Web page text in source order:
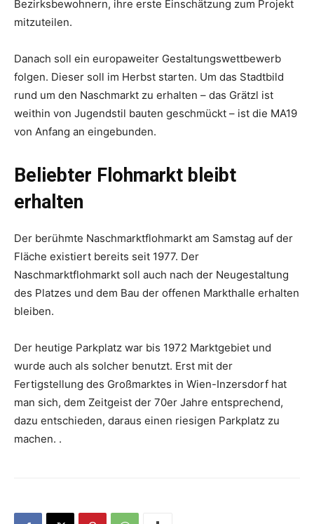
Bezirksbewohnern, ihre erste Einschätzung zum Projekt
mitzuteilen.
Danach soll ein europaweiter Gestaltungswettbewerb
folgen. Dieser soll im Herbst starten. Um das Stadtbild
rund um den Naschmarkt zu erhalten – das Grätzl ist
weithin von Jugendstil bauten geschmückt – ist die MA19
von Anfang an eingebunden.
Beliebter Flohmarkt bleibt
erhalten
Der berühmte Naschmarktflohmarkt am Samstag auf der
Fläche existiert bereits seit 1977. Der
Naschmarktflohmarkt soll auch nach der Neugestaltung
des Platzes und dem Bau der offenen Markthalle erhalten
bleiben.
Der heutige Parkplatz war bis 1972 Marktgebiet und
wurde auch als solcher benutzt. Erst mit der
Fertigstellung des Großmarktes in Wien-Inzersdorf hat
man sich, dem Zeitgeist der 70er Jahre entsprechend,
dazu entschieden, daraus einen riesigen Parkplatz zu
machen. .